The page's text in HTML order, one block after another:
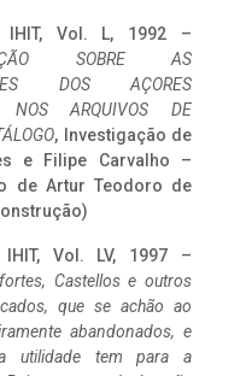
IHIT, Vol. L, 1992 –
SOBRE AS
DOS AÇORES
NOS ARQUIVOS DE
, Investigação de
e Filipe Carvalho –
de Artur Teodoro de
Vol. LV, 1997 –
Castellos e outros
que se achão ao
abandonados, e
utilidade tem para a